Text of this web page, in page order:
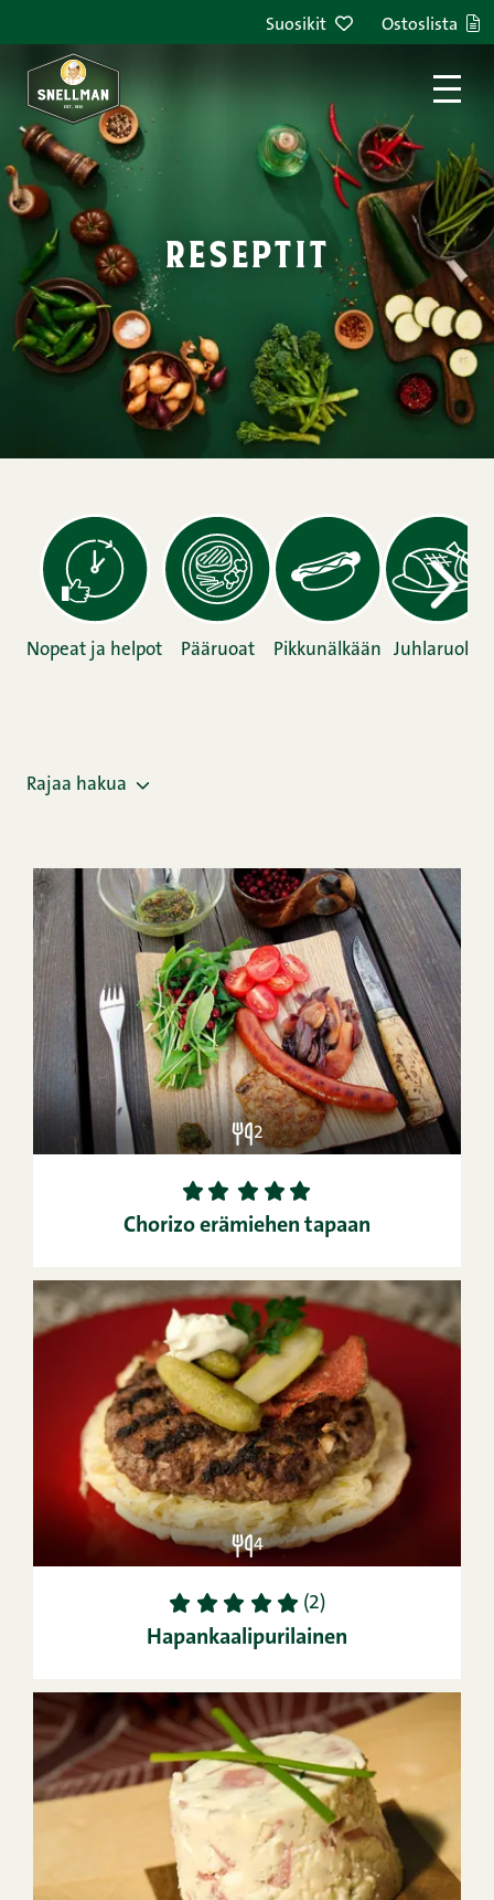
Suosikit Ostoslista
reseptit
Nopeat ja helpot Pääruoat Pikkunälkään Juhlaruoka
Rajaa hakua
2
1 2 3 4
5
Chorizo erämiehen tapaan
4
1 2 3 4 5 (2)
Hapankaalipurilainen